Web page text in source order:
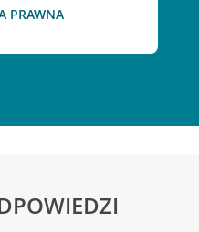
PRAWNA